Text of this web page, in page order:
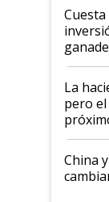
La
pero
China